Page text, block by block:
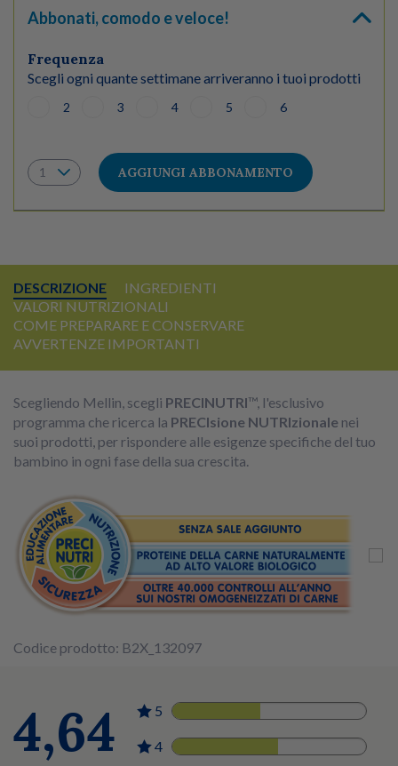
Abbonati, comodo e veloce!
Frequenza
Scegli ogni quante settimane arriveranno i tuoi prodotti
2 3 4 5 6
AGGIUNGI ABBONAMENTO
DESCRIZIONE
INGREDIENTI
VALORI NUTRIZIONALI
COME PREPARARE E CONSERVARE
AVVERTENZE IMPORTANTI
Scegliendo Mellin, scegli PRECINUTRI™, l'esclusivo
programma che ricerca la PRECIsione NUTRIzionale nei
suoi prodotti, per rispondere alle esigenze specifiche del tuo
bambino in ogni fase della sua crescita.
Codice prodotto: B2X_132097
4,64 5
4